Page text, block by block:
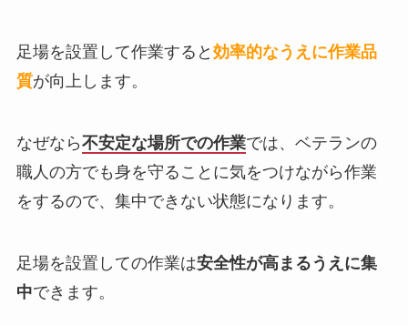
足場を設置して作業すると 効率的なうえに作業品
質が向上します。
なぜなら不安定な場所での作業では、ベテランの
職人の方でも身を守ることに気をつけながら作業
をするので、集中できない状態になります。
足場を設置しての作業は安全性が高まるうえに集
中できます。